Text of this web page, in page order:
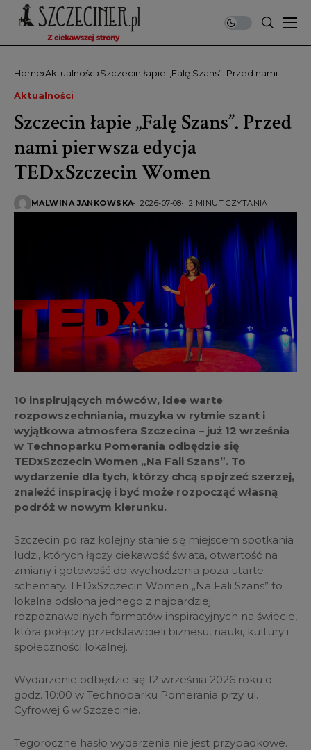
Home Aktualności Szczecin łapie „Falę Szans”. Przed nami
Aktualności
Szczecin łapie „Falę Szans”. Przed
nami pierwsza edycja
TEDxSzczecin Women
MALWINA JANKOWSKA 2026-07-08 2 MINUT CZYTANIA
10 inspirujących mówców, idee warte
rozpowszechniania, muzyka w rytmie szant i
wyjątkowa atmosfera Szczecina – już 12 września
w Technoparku Pomerania odbędzie się
TEDxSzczecin Women „Na Fali Szans”. To
wydarzenie dla tych, którzy chcą spojrzeć szerzej,
znaleźć inspirację i być może rozpocząć własną
podróż w nowym kierunku.
Szczecin po raz kolejny stanie się miejscem spotkania
ludzi, których łączy ciekawość świata, otwartość na
zmiany i gotowość do wychodzenia poza utarte
schematy. TEDxSzczecin Women „Na Fali Szans” to
lokalna odsłona jednego z najbardziej
rozpoznawalnych formatów inspiracyjnych na świecie,
która połączy przedstawicieli biznesu, nauki, kultury i
społeczności lokalnej.
Wydarzenie odbędzie się 12 września 2026 roku o
godz. 10:00 w Technoparku Pomerania przy ul.
Cyfrowej 6 w Szczecinie.
Tegoroczne hasło wydarzenia nie jest przypadkowe.